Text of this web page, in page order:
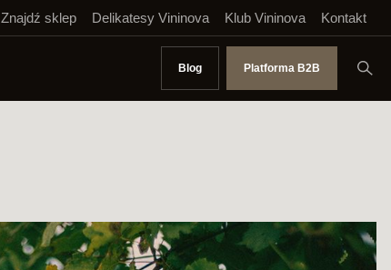
Znajdź sklep Delikatesy Vininova Klub Vininova Kontakt
Blog Platforma B2B